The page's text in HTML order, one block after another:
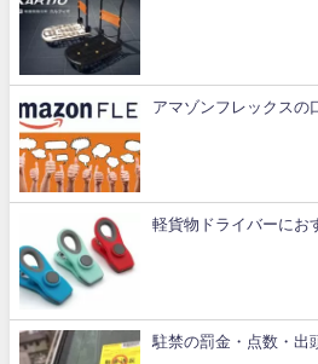
アマゾンフレックスの
軽貨物ドライバーにお
駐禁の罰金・点数・出